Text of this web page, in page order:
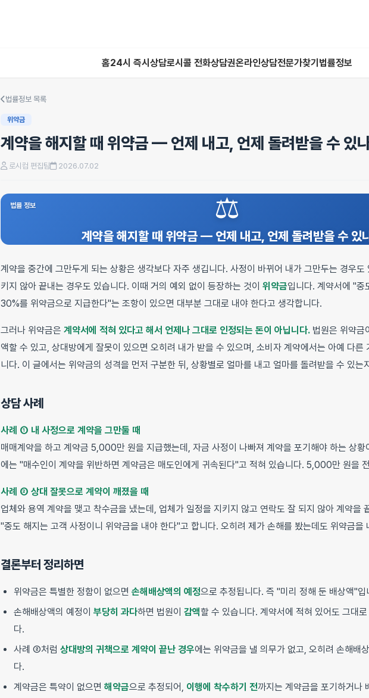
홈24시 즉시상담로시콜 전화상담권온라인상담전문가찾기 법률정보
법률정보 목록
위약금
계약을 해지할 때 위약금 — 언제 내고, 언제 돌려받을 수 있
로시컴 편집팀 2026.07.02
법률 정보 ⚖️
계약을 해지할 때 위약금 — 언제 내고, 언제 돌려받을 수 있
계약을 중간에 그만두게 되는 상황은 생각보다 자주 생깁니다. 사정이 바뀌어 내가 그만두는 경우도
키지 않아 끝내는 경우도 있습니다. 이때 거의 예외 없이 등장하는 것이 위약금입니다. 계약서에 "중
30%를 위약금으로 지급한다"는 조항이 있으면 대부분 그대로 내야 한다고 생각합니다.
그러나 위약금은 계약서에 적혀 있다고 해서 언제나 그대로 인정되는 돈이 아닙니다. 법원은 위약금
액할 수 있고, 상대방에게 잘못이 있으면 오히려 내가 받을 수 있으며, 소비자 계약에서는 아예 다른
니다. 이 글에서는 위약금의 성격을 먼저 구분한 뒤, 상황별로 얼마를 내고 얼마를 돌려받을 수 있는
상담 사례
사례 ① 내 사정으로 계약을 그만둘 때
매매계약을 하고 계약금 5,000만 원을 지급했는데, 자금 사정이 나빠져 계약을 포기해야 하는 상황
에는 "매수인이 계약을 위반하면 계약금은 매도인에게 귀속된다"고 적혀 있습니다. 5,000만 원을
사례 ② 상대 잘못으로 계약이 깨졌을 때
업체와 용역 계약을 맺고 착수금을 냈는데, 업체가 일정을 지키지 않고 연락도 잘 되지 않아 계약을
"중도 해지는 고객 사정이니 위약금을 내야 한다"고 합니다. 오히려 제가 손해를 봤는데도 위약금을
결론부터 정리하면
위약금은 특별한 정함이 없으면 손해배상액의 예정으로 추정됩니다. 즉 "미리 정해 둔 배상액"입
손해배상액의 예정이 부당히 과다하면 법원이 감액할 수 있습니다. 계약서에 적혀 있어도 그대
다.
사례 ②처럼 상대방의 귀책으로 계약이 끝난 경우에는 위약금을 낼 의무가 없고, 오히려 손해배
다.
계약금은 특약이 없으면 해약금으로 추정되어, 이행에 착수하기 전까지는 계약금을 포기하거나